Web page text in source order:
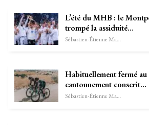
L’été du MHB : le
trompé la assiduité…
Sébastien-Étienne Marechal
Habituellement fermé au
cantonnement conscrit…
Sébastien-Étienne Marechal